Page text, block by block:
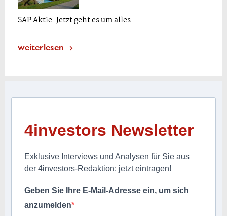
SAP Aktie: Jetzt geht es um alles
weiterlesen
4investors Newsletter
Exklusive Interviews und Analysen für Sie aus
der 4investors-Redaktion: jetzt eintragen!
Geben Sie Ihre E-Mail-Adresse ein, um sich
anzumelden